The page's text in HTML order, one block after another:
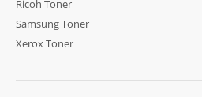
Ricoh Toner
Samsung Toner
Xerox Toner